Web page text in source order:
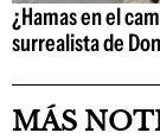
¿Hamas en el
surrealista de
MÁS